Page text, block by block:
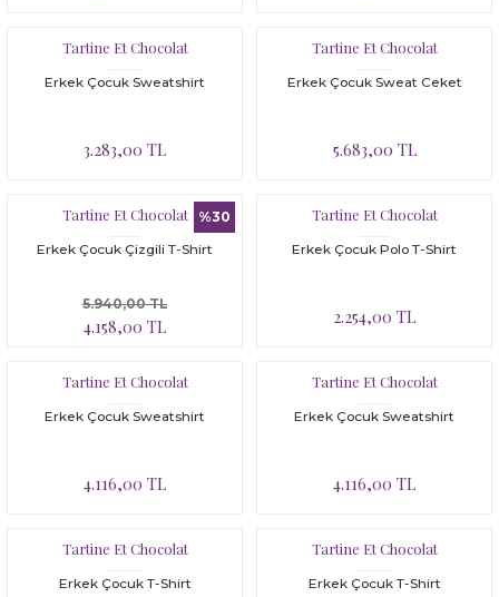
Tartine Et Chocolat
Erkek Çocuk Sweatshirt
3.283,00 TL
Tartine Et Chocolat
Erkek Çocuk Sweat Ceket
5.683,00 TL
%30
Tartine Et Chocolat
Erkek Çocuk Çizgili T-Shirt
4.158,00 TL
5.940,00 TL
Tartine Et Chocolat
Erkek Çocuk Polo T-Shirt
2.254,00 TL
Tartine Et Chocolat
Erkek Çocuk Sweatshirt
4.116,00 TL
Tartine Et Chocolat
Erkek Çocuk Sweatshirt
4.116,00 TL
Tartine Et Chocolat
Erkek Çocuk T-Shirt
Tartine Et Chocolat
Erkek Çocuk T-Shirt